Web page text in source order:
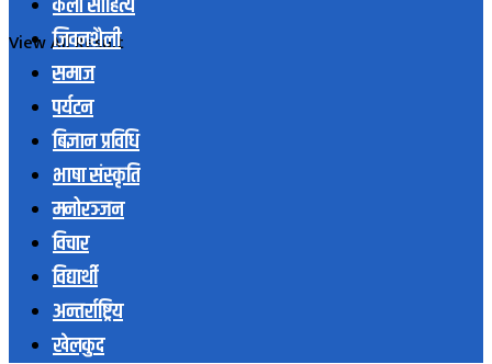
View All Result
जिवनशैली
समाज
पर्यटन
बिज्ञान प्रविधि
भाषा संस्कृति
मनोरञ्जन
विचार
विद्यार्थी
अन्तर्राष्ट्रिय
खेलकुद